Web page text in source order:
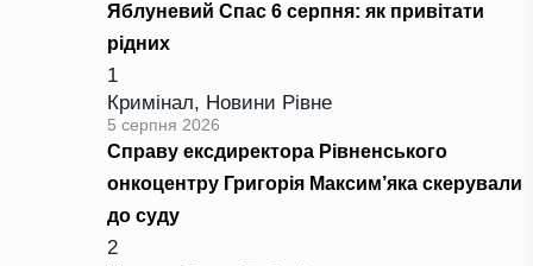
Яблуневий Спас 6 серпня: як привітати
рідних
1
Кримінал, Новини Рівне
5 серпня 2026
Справу ексдиректора Рівненського
онкоцентру Григорія Максим’яка скерували
до суду
2